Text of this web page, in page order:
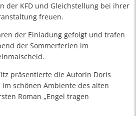
der KFD und Gleichstellung bei ihrer
freuen.
der Einladung gefolgt und trafen
der Sommerferien im
präsentierte die Autorin Doris
schönen Ambiente des alten
Roman „Engel tragen